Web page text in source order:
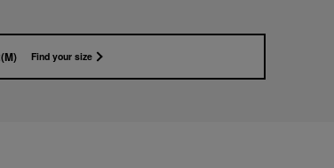
Find your size